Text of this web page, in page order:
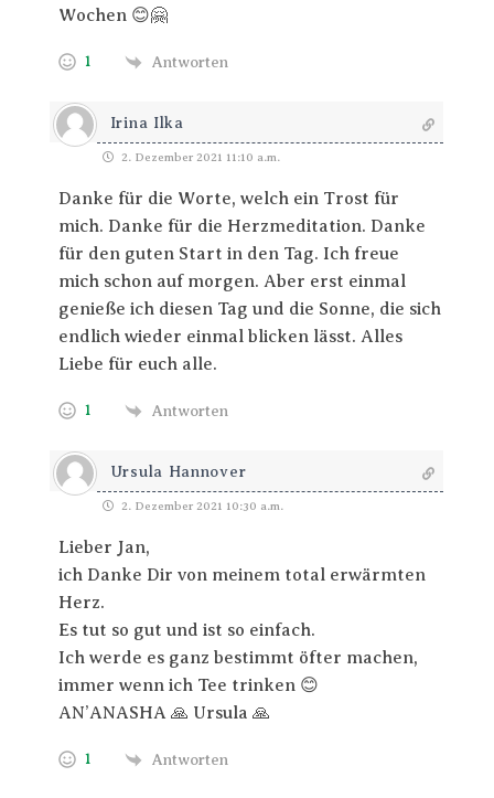
Wochen 😊🤗
1 Antworten
Irina Ilka
2. Dezember 2021 11:10 a.m.
Danke für die Worte, welch ein Trost für
mich. Danke für die Herzmeditation. Danke
für den guten Start in den Tag. Ich freue
mich schon auf morgen. Aber erst einmal
genieße ich diesen Tag und die Sonne, die sich
endlich wieder einmal blicken lässt. Alles
Liebe für euch alle.
1 Antworten
Ursula Hannover
2. Dezember 2021 10:30 a.m.
Lieber Jan,
ich Danke Dir von meinem total erwärmten
Herz.
Es tut so gut und ist so einfach.
Ich werde es ganz bestimmt öfter machen,
immer wenn ich Tee trinken 😊
AN’ANASHA 🙏 Ursula 🙏
1 Antworten